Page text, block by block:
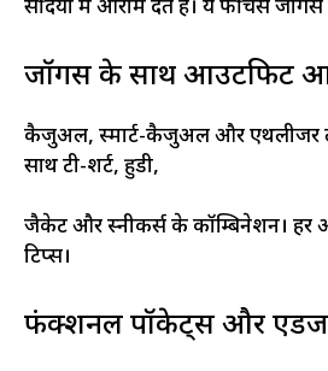
सर्दियों में आराम देते हैं। ये फीचर्स
जॉगर्स के साथ आउटफिट
कैजुअल, स्मार्ट-कैजुअल और एथलीजर
साथ टी-शर्ट, हुडी,
जैकेट और स्नीकर्स के कॉम्बिनेशन। हर
टिप्स।
फंक्शनल पॉकेट्स और